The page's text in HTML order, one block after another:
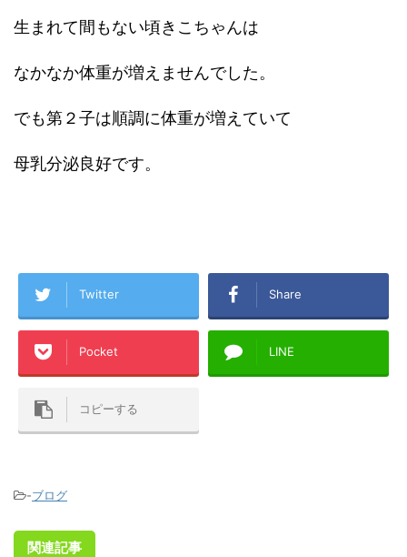
生まれて間もない頃きこちゃんは
なかなか体重が増えませんでした。
でも第２子は順調に体重が増えていて
母乳分泌良好です。
Twitter Share
Pocket LINE
コピーする
-ブログ
関連記事